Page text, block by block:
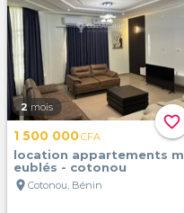
favorite_border
2 mois
1 500 000CFA
location appartements m
eublés - cotonou
location_on Cotonou, Bénin